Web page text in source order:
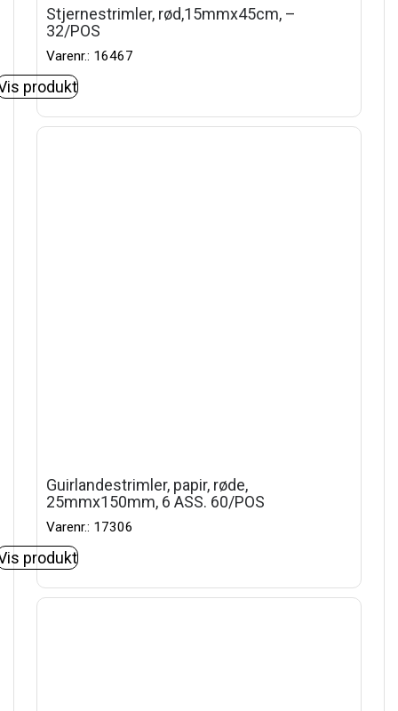
Stjernestrimler, rød,15mmx45cm, –
32/POS
Varenr.: 16467
produkt
Guirlandestrimler, papir, røde,
25mmx150mm, 6 ASS. 60/POS
Varenr.: 17306
produkt